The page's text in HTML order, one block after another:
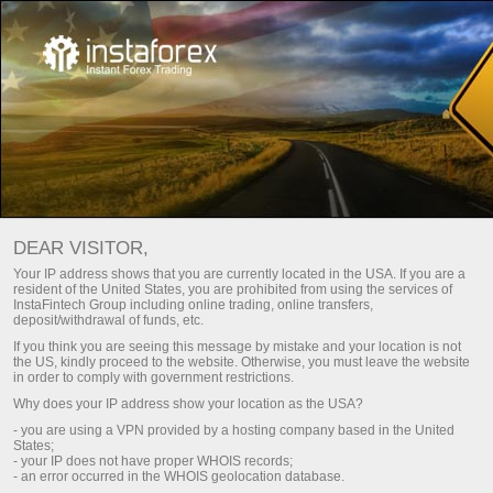
КАК ОТКРЫТЬ ТОРГОВЫЙ СЧЕТ?
Скачать торговую платформу MetaTrader
Как открыть торговый счет?
Реальный торговый счет — это денежный
депозит для торговли на финансовых рынках,
открываемый трейдером в брокерской компании.
Открытие такого счета подразумевает внесение
средств на депозит с целью совершения сделки
DEAR VISITOR,
Your IP address shows that you are currently located in the USA. If you are a
resident of the United States, you are prohibited from using the services of
InstaFintech Group including online trading, online transfers,
deposit/withdrawal of funds, etc.
If you think you are seeing this message by mistake and your location is not
the US, kindly proceed to the website. Otherwise, you must leave the website
in order to comply with government restrictions.
Why does your IP address show your location as the USA?
- you are using a VPN provided by a hosting company based in the United
States;
- your IP does not have proper WHOIS records;
- an error occurred in the WHOIS geolocation database.